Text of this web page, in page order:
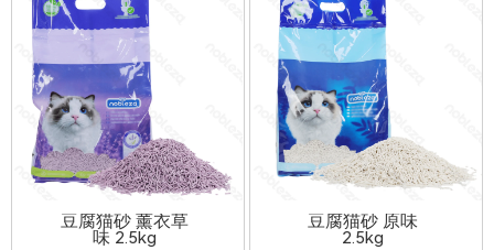
豆腐猫砂 薰衣草
味 2.5kg
豆腐猫砂 原味
2.5kg